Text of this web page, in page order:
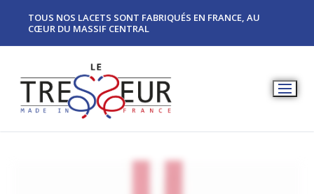
TOUS NOS LACETS SONT FABRIQUÉS EN FRANCE, AU
CŒUR DU MASSIF CENTRAL